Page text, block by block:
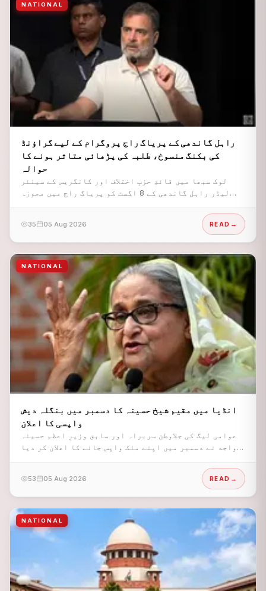
NATIONAL
راہل گاندھی کے پریاگ راج پروگرام کے لیے گراؤنڈ
کی بکنگ منسوخ، طلبہ کی پڑھائی متاثر ہونے کا
حوالہ
لوک سبھا میں قائدِ حزبِ اختلاف اور کانگریس کے سینئر
لیڈر راہل گاندھی کے 8 اگست کو پریاگ راج میں مجوزہ
35 05 Aug 2026 READ
NATIONAL
انڈیا میں مقیم شیخ حسینہ کا دسمبر میں بنگلہ دیش
واپسی کا اعلان
عوامی لیگ کی جلاوطن سربراہ اور سابق وزیرِ اعظم حسینہ
واجد نے دسمبر میں اپنے ملک واپس جانے کا اعلان کر دیا
53 05 Aug 2026 READ
NATIONAL